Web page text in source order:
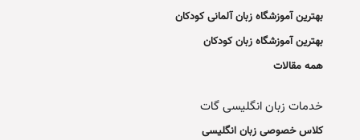
بهترین آموزشگاه زبان آلمانی کودکان
بهترین آموزشگاه زبان کودکان
همه مقالات
خدمات زبان انگلیسی گات
کلاس خصوصی زبان انگلیسی